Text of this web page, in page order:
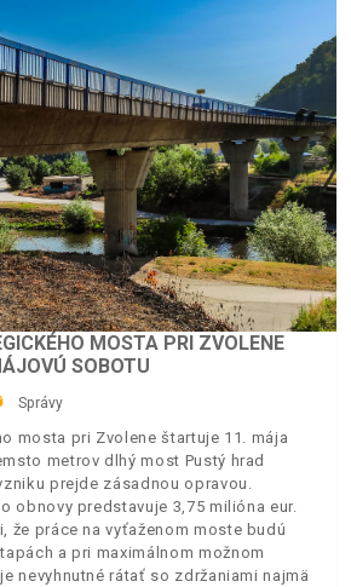
MOSTA PRI ZVOLENE
SOBOTU
Správy
mosta pri Zvolene štartuje 11. mája
metrov dlhý most Pustý hrad
prejde zásadnou opravou.
obnovy predstavuje 3,75 milióna eur.
že práce na vyťaženom moste budú
a pri maximálnom možnom
nevyhnutné rátať so zdržaniami najmä